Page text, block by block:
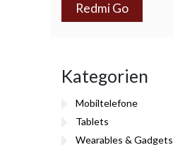
Redmi Go
Kategorien
Mobiltelefone
Tablets
Wearables & Gadgets